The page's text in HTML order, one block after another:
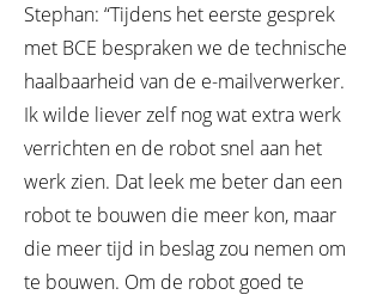
Stephan: “Tijdens het eerste gesprek
met BCE bespraken we de technische
haalbaarheid van de e-mailverwerker.
Ik wilde liever zelf nog wat extra werk
verrichten en de robot snel aan het
werk zien. Dat leek me beter dan een
robot te bouwen die meer kon, maar
die meer tijd in beslag zou nemen om
te bouwen. Om de robot goed te